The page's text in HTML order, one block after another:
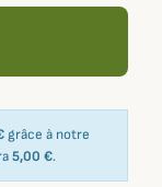
grâce à notre
5,00 €.